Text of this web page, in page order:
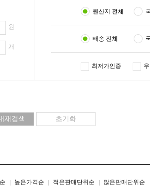
원
개
원산지 전체
배송 전체
최저가인증
높은가격순 적은판매단위순 많은판매단위순